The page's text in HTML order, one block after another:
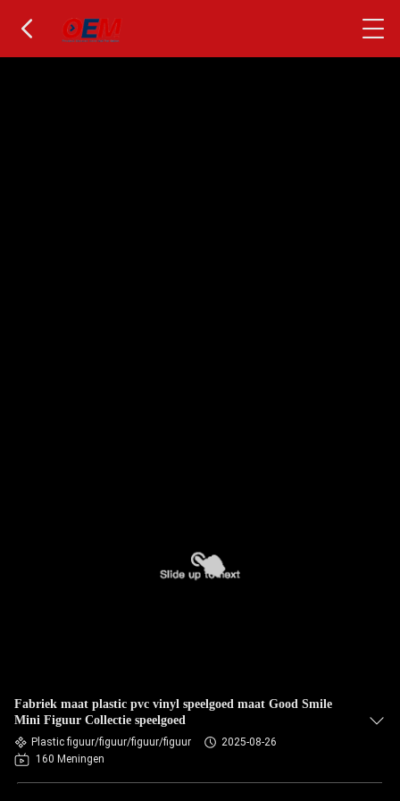
Fabriek maat plastic pvc vinyl speelgoed maat Good Smile
Mini Figuur Collectie speelgoed
Plastic figuur/figuur/figuur/figuur
2025-08-26
160 Meningen